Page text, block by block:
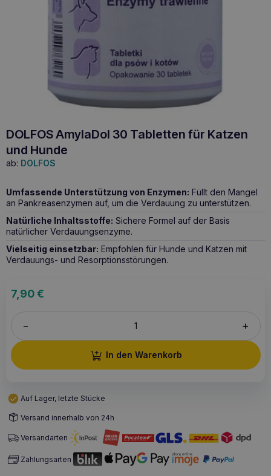
DOLFOS AmylaDol 30 Tabletten für Katzen
und Hunde
ab: DOLFOS
Umfassende Unterstützung von Enzymen: Füllt den Mangel
an Pankreasenzymen auf, um die Verdauung zu unterstützen.
Natürliche Inhaltsstoffe: Sichere Formel auf der Basis
natürlicher Verdauungsenzyme.
Vielseitig einsetzbar: Empfohlen für Hunde und Katzen mit
Verdauungs- und Resorptionsstörungen.
7,90€
– +
In den Warenkorb
Auf Lager, letzte Stücke
Versand innerhalb von 24h
Versandarten
Zahlungsarten